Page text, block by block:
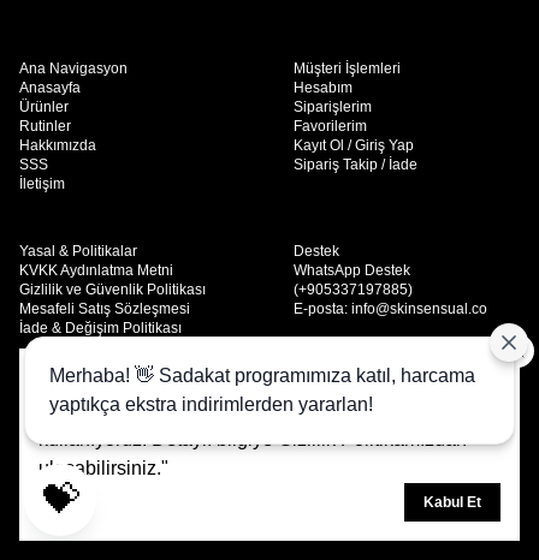
Size daha iyi bir deneyim sunmak, sitemizin işleyişini
analiz etmek ve içerikleri kişiselleştirmek için çerezleri
kullanıyoruz. Detaylı bilgiye
ulaşabilirsiniz."
Kabul Et
Ana Navigasyon
Anasayfa
Ürünler
Rutinler
Hakkımızda
SSS
İletişim
Müşteri İşlemleri
Hesabım
Siparişlerim
Favorilerim
Kayıt Ol / Giriş Yap
Sipariş Takip / İade
Yasal & Politikalar
KVKK Aydınlatma Metni
Gizlilik ve Güvenlik Politikası
Mesafeli Satış Sözleşmesi
İade & Değişim Politikası
Destek
WhatsApp Destek
(+905337197885)
E-posta: info@skinsensual.co
Skinsensual; doğaya dost, temiz içerikli ve sonuç odaklı cilt bakım
ürünleri sunar. Huzuru cildinde hisset.
© 2025 SKINSENSUAL - Tüm Hakları Saklıdır.
Merhaba! 👋 Sadakat programımıza katıl, harcama
yaptıkça ekstra indirimlerden yararlan!
💝